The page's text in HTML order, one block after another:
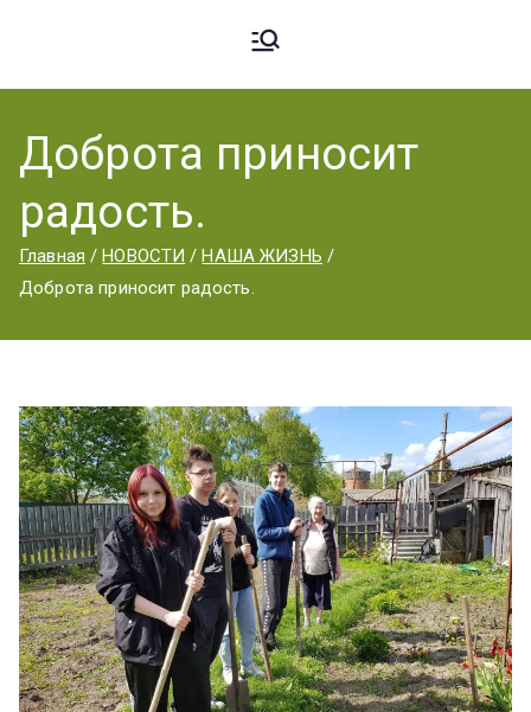
Ардато
вский
Аграрн
ый
Техник
ум
аграрный
Доброта приносит
радость.
Главная НОВОСТИ
НАША ЖИЗНЬ
Доброта приносит радость.